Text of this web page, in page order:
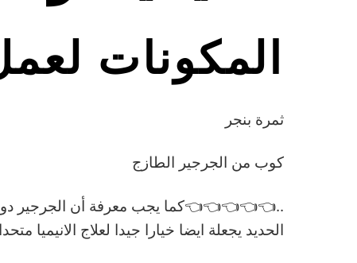
المكونات
ثمرة بنجر
كوب من الجرجير الطازج
..👈👈👈👈👈كما يجب معرفة أن الجرجير دور
الحديد يجعلة ايضا خيارا جيدا لعلاج الانيميا